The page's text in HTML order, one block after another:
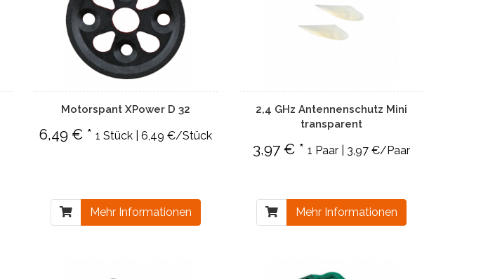
Motorspant XPower D 32
6,49 € *1 Stück | 6,49 €/Stück
Mehr Informationen
2,4 GHz Antennenschutz Mini
transparent
3,97 € * 1 Paar | 3,97 €/Paar
Mehr Informationen